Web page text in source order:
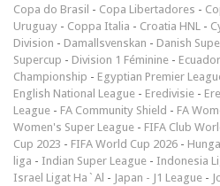
Copa do Brasil - Copa Libertadores -
Uruguay - Coppa Italia - Croatia HNL -
Division - Damallsvenskan - Danish
Supercup - Division 1 Féminine -
Championship - Egyptian Premier
English National League - Eredivisie -
League - FA Community Shield - FA
Women's Super League - FIFA Club
Cup 2023 - FIFA World Cup 2026 -
liga - Indian Super League - Indonesia
Israel Ligat Ha`Al - Japan - J1 League -